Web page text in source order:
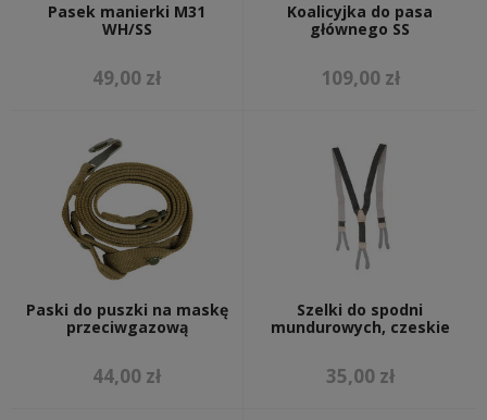
Pasek manierki M31
WH/SS
49,00 zł
Koalicyjka do pasa
głównego SS
109,00 zł
Paski do puszki na maskę
przeciwgazową
44,00 zł
Szelki do spodni
mundurowych, czeskie
35,00 zł